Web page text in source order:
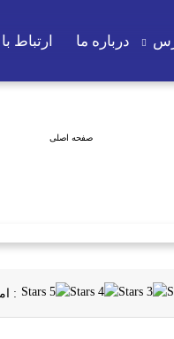
درباره ما ارتباط‌
صفحه اصلی
: